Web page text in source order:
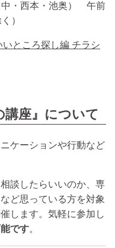
・西本・池奥） 午前
）
ところ探し編 チラシ
講座』について
ケーションや行動など
談したらいいのか、専
ど思っている方を対象
します。気軽に参加し
です。